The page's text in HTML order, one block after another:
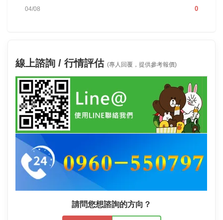
04/08 0
線上諮詢 / 行情評估 (專人回覆，提供參考報價)
請問您想諮詢的方向？